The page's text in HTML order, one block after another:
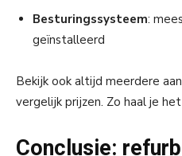
Besturingssysteem:
geïnstalleerd
Bekijk ook altijd meerdere
vergelijk prijzen. Zo haal je
Conclusie: